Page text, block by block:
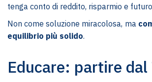
tenga conto di reddito, risparmio e
Non come soluzione miracolosa, ma
equilibrio più solido.
Educare: partire dal